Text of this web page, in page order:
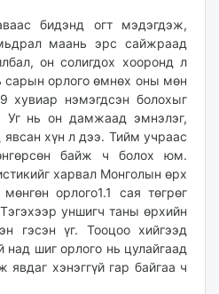
бидэнд огт мэдэгдэж,
маань эрс сайжраад
он солигдох хооронд л
сарын орлого өмнөх оны мөн
хувиар нэмэгдсэн болохыг
Уг нь он дамжаад эмнэлэг,
хүн л дээ. Тийм учраас
байж ч болох юм.
харвал Монголын өрх
орлого1.1 сая төгрөг
уншигч таны өрхийн
гэсэн үг. Тооцоо хийгээд
над шиг орлого нь цулайгаад
хэнэггүй гар байгаа ч